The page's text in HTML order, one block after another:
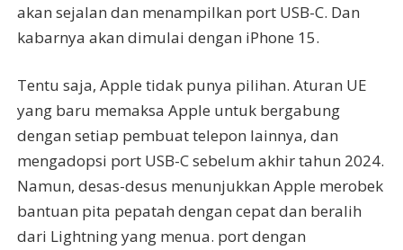
akan sejalan dan menampilkan port USB-C. Dan
kabarnya akan dimulai dengan iPhone 15.
Tentu saja, Apple tidak punya pilihan. Aturan UE
yang baru memaksa Apple untuk bergabung
dengan setiap pembuat telepon lainnya, dan
mengadopsi port USB-C sebelum akhir tahun 2024.
Namun, desas-desus menunjukkan Apple merobek
bantuan pita pepatah dengan cepat dan beralih
dari Lightning yang menua. port dengan